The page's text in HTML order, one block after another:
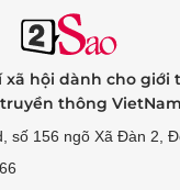
hội dành cho giới
thông
số 156 ngõ Xã Đàn 2,